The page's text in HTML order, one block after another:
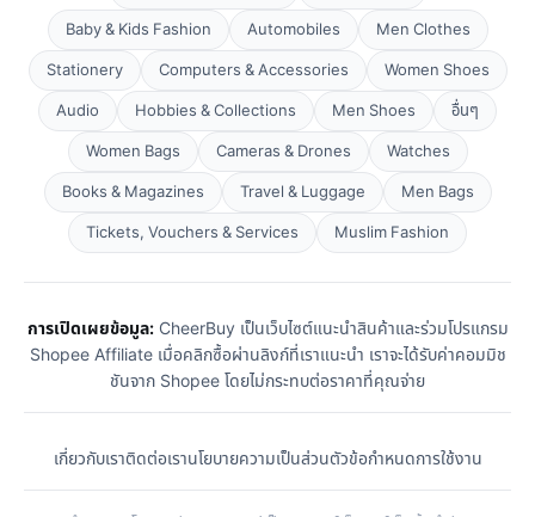
Baby & Kids Fashion
Automobiles
Men Clothes
Stationery
Computers & Accessories
Women Shoes
Audio
Hobbies & Collections Men Shoes
อื่นๆ
Women Bags
Cameras & Drones
Watches
Books & Magazines
Travel & Luggage
Men Bags
Tickets, Vouchers & Services
Muslim Fashion
การเปิดเผยข้อมูล:CheerBuy เป็นเว็บไซต์แนะนำสินค้าและร่วมโปรแกรม
Shopee Affiliate เมื่อคลิกซื้อผ่านลิงก์ที่เราแนะนำ เราจะได้รับค่าคอมมิช
ชันจาก Shopee โดยไม่กระทบต่อราคาที่คุณจ่าย
เกี่ยวกับเราติดต่อเรานโยบายความเป็นส่วนตัวข้อกำหนดการใช้งาน